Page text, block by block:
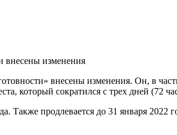
внесены изменения
внесены изменения. Он, в
который сократился с трех дней (72
продлевается до 31 января 2022